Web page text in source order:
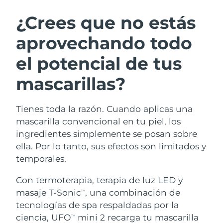
¿Crees que no estás
aprovechando todo
el potencial de tus
mascarillas?
Tienes toda la razón. Cuando aplicas una
mascarilla convencional en tu piel, los
ingredientes simplemente se posan sobre
ella. Por lo tanto, sus efectos son limitados y
temporales.
Con termoterapia, terapia de luz LED y
masaje T-SonicTM, una combinación de
tecnologías de spa respaldadas por la
ciencia, UFOTM
mini 2 recarga tu mascarilla
Limpieza facial
LUNA™ 4 pack
Anti-aging massage
LUNA™ 4 Plus
Massage, LED heating
LUNA™ 4 Men
For men, anti-aging massage
Lifting facial
BEAR™ 2 pack
Microcurrent toning
BEAR™ 2 go
Microcurrent toning on-the-go
BEAR™ 2 eyes & lips
Microcurrent line smoothing device
Hidratación
UFO™ 3 pack
Deep facial hydration
UFO™ 3 LED
Near-infrared and red light therapy
device
Cuidado bucal
issa™ 4
Hybrid silicone sonic toothbrush
issa™ 4 plus
Smart hybrid silicone sonic toothbrush
TRATAMIENTO ANTIEDAD FAQ™
Antiedad Tratamientos LED
Austria Entrega prevista8/11/26
Baréin Entrega prevista8/12/26
Bélgica Entrega prevista
Bermudas
Bosnia y Herzegovina Entrega prevista8/14/26
Brunéi Entrega prevista8/16/26
Bulgaria
Canadá Entrega prevista8/15/26
Chile Entrega prevista